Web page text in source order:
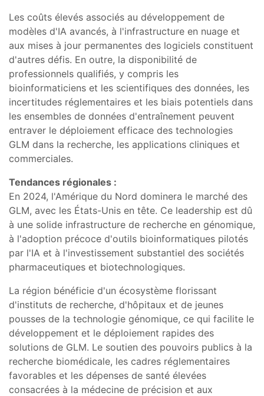
Les coûts élevés associés au développement de
modèles d'IA avancés, à l'infrastructure en nuage et
aux mises à jour permanentes des logiciels constituent
d'autres défis. En outre, la disponibilité de
professionnels qualifiés, y compris les
bioinformaticiens et les scientifiques des données, les
incertitudes réglementaires et les biais potentiels dans
les ensembles de données d'entraînement peuvent
entraver le déploiement efficace des technologies
GLM dans la recherche, les applications cliniques et
commerciales.
Tendances régionales :
En 2024, l'Amérique du Nord dominera le marché des
GLM, avec les États-Unis en tête. Ce leadership est dû
à une solide infrastructure de recherche en génomique,
à l'adoption précoce d'outils bioinformatiques pilotés
par l'IA et à l'investissement substantiel des sociétés
pharmaceutiques et biotechnologiques.
La région bénéficie d'un écosystème florissant
d'instituts de recherche, d'hôpitaux et de jeunes
pousses de la technologie génomique, ce qui facilite le
développement et le déploiement rapides des
solutions de GLM. Le soutien des pouvoirs publics à la
recherche biomédicale, les cadres réglementaires
favorables et les dépenses de santé élevées
consacrées à la médecine de précision et aux